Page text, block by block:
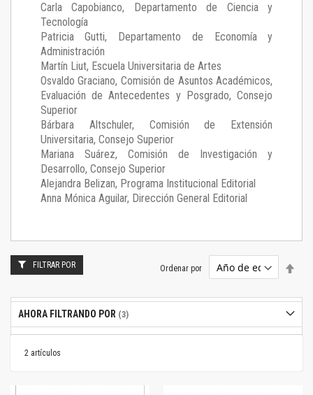
Carla Capobianco, Departamento de Ciencia y
Tecnología
Patricia Gutti, Departamento de Economía y
Administración
Martín Liut, Escuela Universitaria de Artes
Osvaldo Graciano, Comisión de Asuntos Académicos,
Evaluación de Antecedentes y Posgrado, Consejo
Superior
Bárbara Altschuler, Comisión de Extensión
Universitaria, Consejo Superior
Mariana Suárez, Comisión de Investigación y
Desarrollo, Consejo Superior
Alejandra Belizan, Programa Institucional Editorial
Anna Mónica Aguilar, Dirección General Editorial
2 artículos
Ordenar por
FILTRAR POR
AHORA FILTRANDO POR